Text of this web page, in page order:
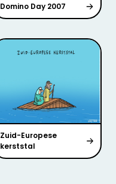
Domino Day 2007
Zuid-Europese
kerststal